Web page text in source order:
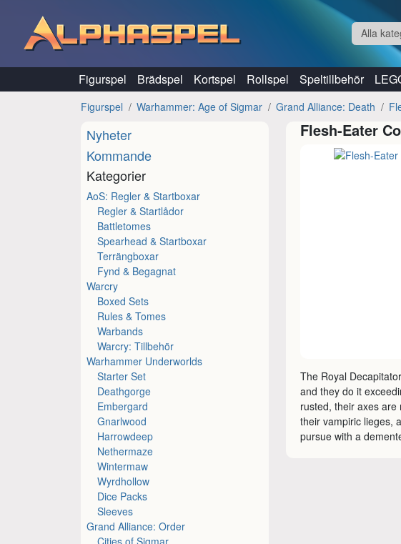
Alla
Figurspel Brädspel Kortspel Rollspel Speltillbehör
Figurspel Warhammer: Age of Sigmar Grand Alliance: Death
Nyheter
Kommande
Kategorier
AoS: Regler & Startboxar
Regler & Startlådor
Battletomes
Spearhead & Startboxar
Terrängboxar
Fynd & Begagnat
Warcry
Boxed Sets
Rules & Tomes
Warbands
Warcry: Tillbehör
Warhammer Underworlds
Starter Set
Deathgorge
Embergard
Gnarlwood
Harrowdeep
Nethermaze
Wintermaw
Wyrdhollow
Dice Packs
Sleeves
Grand Alliance: Order
Cities of Sigmar
Flesh-Eater
The Royal
and they do it
rusted, their axes
their vampiric lieges,
pursue with a